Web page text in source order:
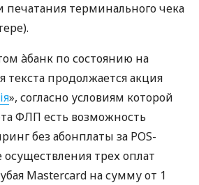
печатания терминального чека
àбанк по состоянию на
продолжается акция
», согласно условиям которой
ФЛП есть возможность
без абонплаты за POS-
осуществления трех оплат
Mastercard на сумму от 1